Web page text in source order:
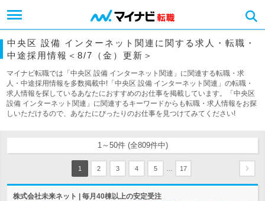
中央区 設備 インターネット関連に関する求人・転職・
中途採用情報＜8/7（金）更新＞
マイナビ転職では「中央区 設備 インターネット関連」に関連する転職・求
人・中途採用情報を多数掲載中!「中央区 設備 インターネット関連」の転職・
求人情報を探しているあなたにおすすめのお仕事を掲載しています。「中央区
設備 インターネット関連」に関連するキーワードからも転職・求人情報をお探
しいただけるので、あなたにぴったりのお仕事を見つけてみてください!
1～50件 (全809件中)
1 2 3 4 5 17
株式会社未来ネット | 毎月40棟以上の安定受注